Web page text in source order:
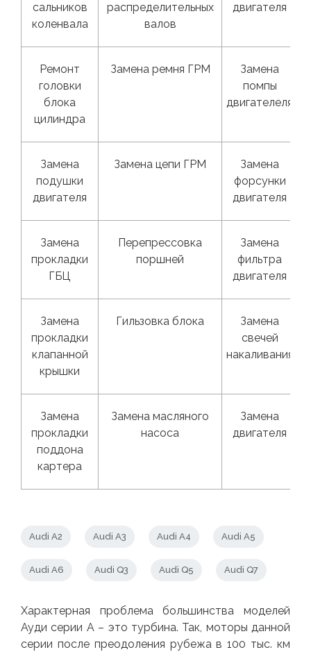
сальников
коленвала
распределительных
валов
двигателя
Ремонт
головки
блока
цилиндра
Замена ремня ГРМ
Замена
помпы
двигателеля
Замена
подушки
двигателя
Замена цепи ГРМ
Замена
форсунки
двигателя
Замена
прокладки
ГБЦ
Перепрессовка
поршней
Замена
фильтра
двигателя
Замена
прокладки
клапанной
крышки
Гильзовка блока
Замена
свечей
накаливания
Замена
прокладки
поддона
картера
Замена масляного
насоса
Замена
двигателя
Audi А2 Audi А3 Audi А4 Audi А5
Audi А6 Audi Q3 Audi Q5 Audi Q7
Характерная проблема большинства моделей
Ауди серии А – это турбина. Так, моторы данной
серии после преодоления рубежа в 100 тыс. км